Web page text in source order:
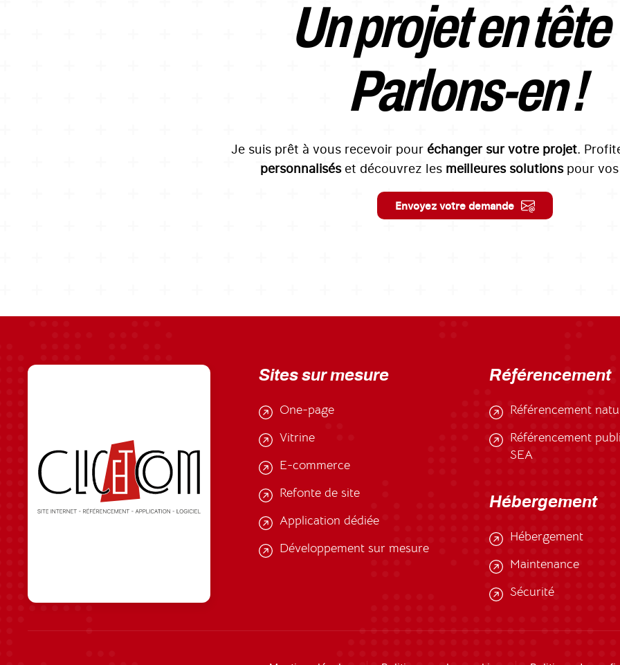
Un projet en tête
Parlons-en !
Je suis prêt à vous recevoir pour échanger sur votre projet.
personnaliséset découvrez les meilleures solutionspour vos
Envoyez votre demande
Sites sur mesure
One-page
Vitrine
E-commerce
Refonte de site
Application dédiée
Développement sur mesure
Référencement
Référencement
Référencement
SEA
Hébergement
Hébergement
Maintenance
Sécurité